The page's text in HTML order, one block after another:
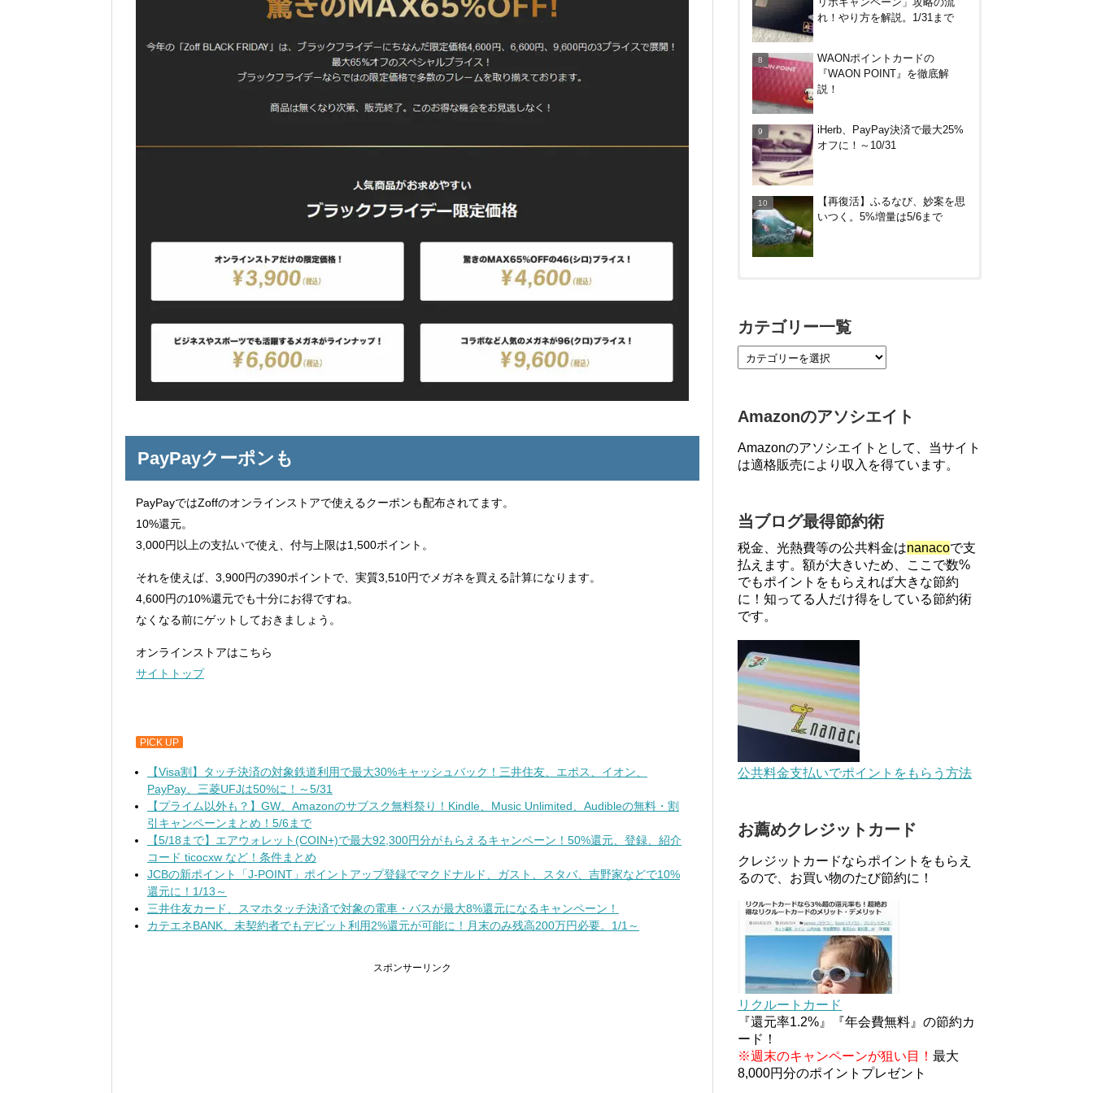
PayPayクーポンも
PayPayではZoffのオンラインストアで使えるクーポンも配布されてます。
10%還元。
3,000円以上の支払いで使え、付与上限は1,500ポイント。
それを使えば、3,900円の390ポイントで、実質3,510円でメガネを買える計算になります。
4,600円の10%還元でも十分にお得ですね。
なくなる前にゲットしておきましょう。
オンラインストアはこちら
サイトトップ
PICK UP
【Visa割】タッチ決済の対象鉄道利用で最大30%キャッシュバック！三井住友、エポス、イオン、
PayPay、三菱UFJは50%に！～5/31
【プライム以外も？】GW、Amazonのサブスク無料祭り！Kindle、Music Unlimited、Audibleの無料・割
引キャンペーンまとめ！5/6まで
【5/18まで】エアウォレット(COIN+)で最大92,300円分がもらえるキャンペーン！50%還元、登録、紹介
コード ticocxw など！条件まとめ
JCBの新ポイント「J-POINT」ポイントアップ登録でマクドナルド、ガスト、スタバ、吉野家などで10%
還元に！1/13～
三井住友カード、スマホタッチ決済で対象の電車・バスが最大8%還元になるキャンペーン！
カテエネBANK、未契約者でもデビット利用2%還元が可能に！月末のみ残高200万円必要。1/1～
スポンサーリンク
カードチャージすると5%還元
に！
れ！やり方を解説。1/31まで
WAONポイントカードの
『WAON POINT』を徹底解
説！
iHerb、PayPay決済で最大25%
オフに！～10/31
【再復活】ふるなび、妙案を思
いつく。5%増量は5/6まで
朝まで
【7/21まで】エアウォレット
元、登録、紹介コード wtffz4c
【2倍増量】PayPayカード、ま
るごとフラットリボ登録と3回
ソニーフィナンシャルグループ
の株主限定！2万円もらえる口
座開設キャンペーン。7/31まで
【解決】マリオットボンヴォイ
【対象者限定】楽天ペイで決済
すると最大300ポイントキャン
ペーン！～6/1
JCBカードWでApple Pay追加
る方法
カードPoint＋で最大2%還元！
が良い？条件などまとめ
マイナンバーカードの点字って
いる？デメリット3つ
デジタルギフト改悪でいろいろ
手数料徴収へ！8/3～
カテゴリー一覧
Amazonのアソシエイト
Amazonのアソシエイトとして、当サイト
は適格販売により収入を得ています。
当ブログ最得節約術
税金、光熱費等の公共料金はnanacoで支
払えます。額が大きいため、ここで数%
でもポイントをもらえれば大きな節約
に！知ってる人だけ得をしている節約術
です。
公共料金支払いでポイントをもらう方法
お薦めクレジットカード
クレジットカードならポイントをもらえ
るので、お買い物のたび節約に！
リクルートカード
『還元率1.2%』『年会費無料』の節約カ
ード！
※週末のキャンペーンが狙い目！ 最大
8,000円分のポイントプレゼント